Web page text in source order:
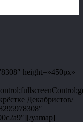
height=»450px»
Декабристов/
yamap]